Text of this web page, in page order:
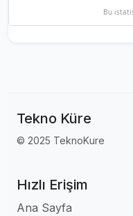
Bu
Tekno Küre
© 2025 TeknoKure
Hızlı Erişim
Ana Sayfa